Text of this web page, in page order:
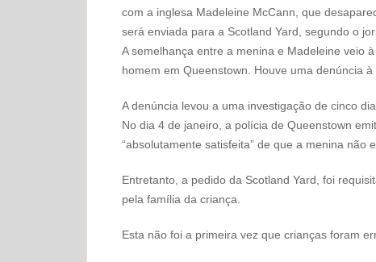
com a inglesa Madeleine McCann, que
será enviada para a Scotland Yard, segundo o
A semelhança entre a menina e Madeleine veio
homem em Queenstown. Houve uma denúncia
A denúncia levou a uma investigação de cinco
No dia 4 de janeiro, a polícia de Queenstown
“absolutamente satisfeita” de que a menina não
Entretanto, a pedido da Scotland Yard, foi
pela família da criança.
Esta não foi a primeira vez que crianças foram